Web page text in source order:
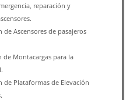
reparación y
de Ascensores de pasajeros
de Montacargas para la
de Plataformas de Elevación